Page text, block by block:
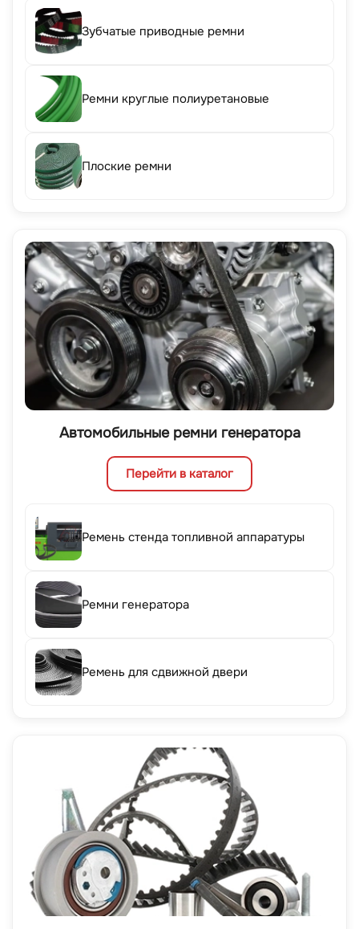
Зубчатые приводные ремни
Ремни круглые полиуретановые
Плоские ремни
Автомобильные ремни генератора
Перейти в каталог
Ремень стенда топливной аппаратуры
Ремни генератора
Ремень для сдвижной двери